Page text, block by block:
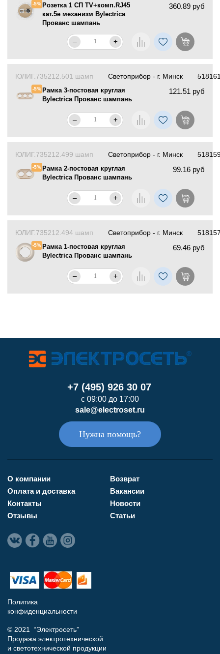
-5%Розетка 1 СП TV+комп.RJ45
кат.5е механизм Bylectrica
Прованс шампань
360.89 руб
– +
ЮЛИГ.735212.501 шамп
-5%Рамка 3-постовая круглая
Bylectrica Прованс шампань
121.51 руб
Светоприбор - г. Минск
– +
ЮЛИГ.735212.499 шамп
-5%Рамка 2-постовая круглая
Bylectrica Прованс шампань
99.16 руб
Светоприбор - г. Минск
– +
ЮЛИГ.735212.494 шамп
-5%Рамка 1-постовая круглая
Bylectrica Прованс шампань
69.46 руб
Светоприбор - г. Минск
– +
+7 (495) 926 30 07
с 09:00 до 17:00
sale@electroset.ru
Нужна помощь?
О компании
Оплата и доставка
Контакты
Отзывы
Возврат
Вакансии
Новости
Статьи
Политика
конфиденциальности
© 2021 “Электросеть”
Продажа электротехнической
и светотехнической продукции